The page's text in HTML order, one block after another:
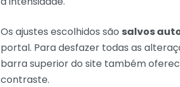
Os ajustes escolhidos são salvos
portal. Para desfazer todas as
barra superior do site também
contraste.